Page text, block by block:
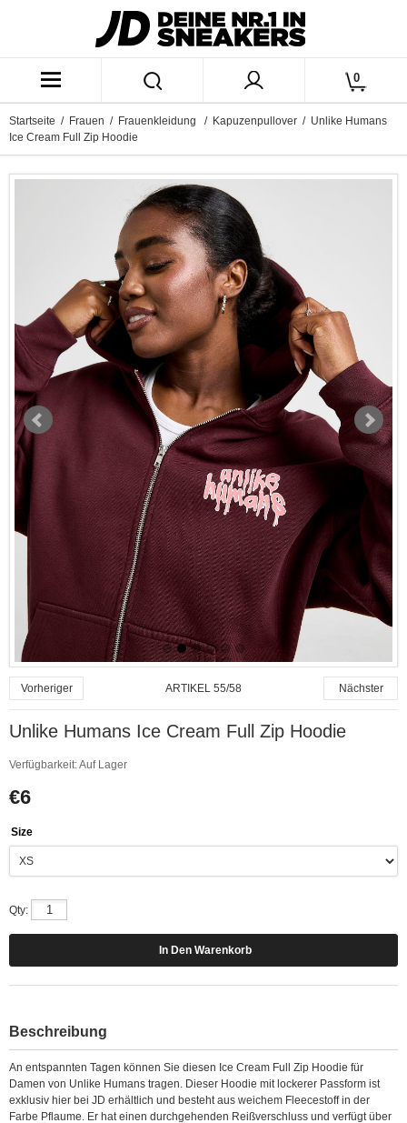
0
Startseite / Frauen / Frauenkleidung / Kapuzenpullover / Unlike Humans
Ice Cream Full Zip Hoodie
Vorheriger ARTIKEL 55/58 Nächster
Unlike Humans Ice Cream Full Zip Hoodie
Verfügbarkeit:Auf Lager
€6
Size
Qty:
Beschreibung
An entspannten Tagen können Sie diesen Ice Cream Full Zip Hoodie für
Damen von Unlike Humans tragen. Dieser Hoodie mit lockerer Passform ist
exklusiv hier bei JD erhältlich und besteht aus weichem Fleecestoff in der
Farbe Pflaume. Er hat einen durchgehenden Reißverschluss und verfügt über